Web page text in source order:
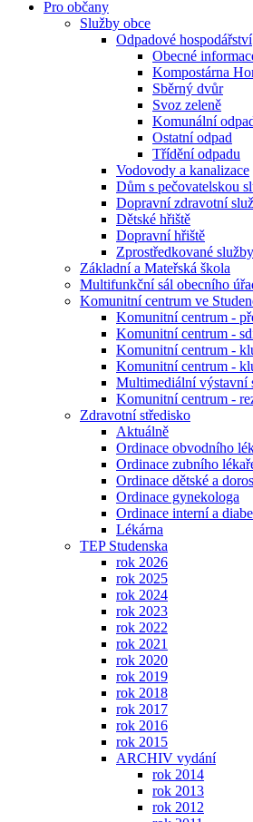
Pro občany
Služby obce
Odpadové hospodářství
Obecné
Kompostárna
Sběrný dvůr
Svoz zeleně
Komunální
Ostatní odpad
Třídění odpadu
Vodovody a kanalizace
Dům s pečovatelskou
Dopravní zdravotní
Dětské hřiště
Dopravní hřiště
Zprostředkované služby
Základní a Mateřská škola
Multifunkční sál obecního
Komunitní centrum ve
Komunitní centrum -
Komunitní centrum -
Komunitní centrum -
Komunitní centrum -
Multimediální výstavní
Komunitní centrum -
Zdravotní středisko
Aktuálně
Ordinace obvodního
Ordinace zubního
Ordinace dětské a
Ordinace gynekologa
Ordinace interní a
Lékárna
TEP Studenska
rok 2026
rok 2025
rok 2024
rok 2023
rok 2022
rok 2021
rok 2020
rok 2019
rok 2018
rok 2017
rok 2016
rok 2015
ARCHIV vydání
rok 2014
rok 2013
rok 2012